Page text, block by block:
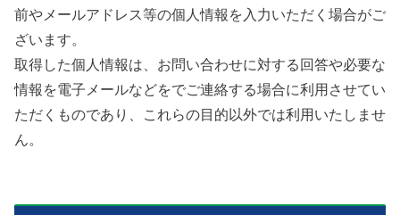
前やメールアドレス等の個人情報を入力いただく場合がご
ざいます。
取得した個人情報は、お問い合わせに対する回答や必要な
情報を電子メールなどをでご連絡する場合に利用させてい
ただくものであり、これらの目的以外では利用いたしませ
ん。